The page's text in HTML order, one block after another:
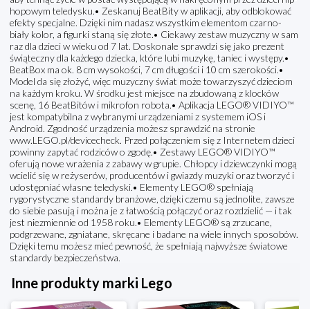
hopowym teledysku.• Zeskanuj BeatBity w aplikacji, aby odblokować
efekty specjalne. Dzięki nim nadasz wszystkim elementom czarno-
biały kolor, a figurki staną się złote.• Ciekawy zestaw muzyczny w sam
raz dla dzieci w wieku od 7 lat. Doskonale sprawdzi się jako prezent
świąteczny dla każdego dziecka, które lubi muzykę, taniec i występy.•
BeatBox ma ok. 8 cm wysokości, 7 cm długości i 10 cm szerokości.•
Model da się złożyć, więc muzyczny świat może towarzyszyć dzieciom
na każdym kroku. W środku jest miejsce na zbudowaną z klocków
scenę, 16 BeatBitów i mikrofon robota.• Aplikacja LEGO® VIDIYO™
jest kompatybilna z wybranymi urządzeniami z systemem iOS i
Android. Zgodność urządzenia możesz sprawdzić na stronie
www.LEGO.pl/devicecheck. Przed połączeniem się z Internetem dzieci
powinny zapytać rodziców o zgodę.• Zestawy LEGO® VIDIYO™
oferują nowe wrażenia z zabawy w grupie. Chłopcy i dziewczynki mogą
wcielić się w reżyserów, producentów i gwiazdy muzyki oraz tworzyć i
udostępniać własne teledyski.• Elementy LEGO® spełniają
rygorystyczne standardy branżowe, dzięki czemu są jednolite, zawsze
do siebie pasują i można je z łatwością połączyć oraz rozdzielić — i tak
jest niezmiennie od 1958 roku.• Elementy LEGO® są zrzucane,
podgrzewane, zgniatane, skręcane i badane na wiele innych sposobów.
Dzięki temu możesz mieć pewność, że spełniają najwyższe światowe
standardy bezpieczeństwa.
Inne produkty marki Lego